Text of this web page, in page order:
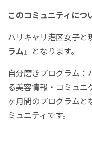
このコミュニティにつ
バリキャリ港区女子と
ラム』となります。
自分磨きプログラム：
る美容情報・コミュ
ヶ月間のプログラムと
ミュニティです。